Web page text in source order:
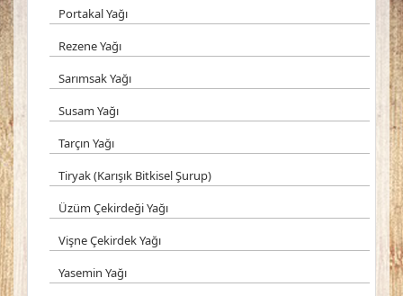
Portakal Yağı
Rezene Yağı
Sarımsak Yağı
Susam Yağı
Tarçın Yağı
Tiryak (Karışık Bitkisel Şurup)
Üzüm Çekirdeği Yağı
Vişne Çekirdek Yağı
Yasemin Yağı